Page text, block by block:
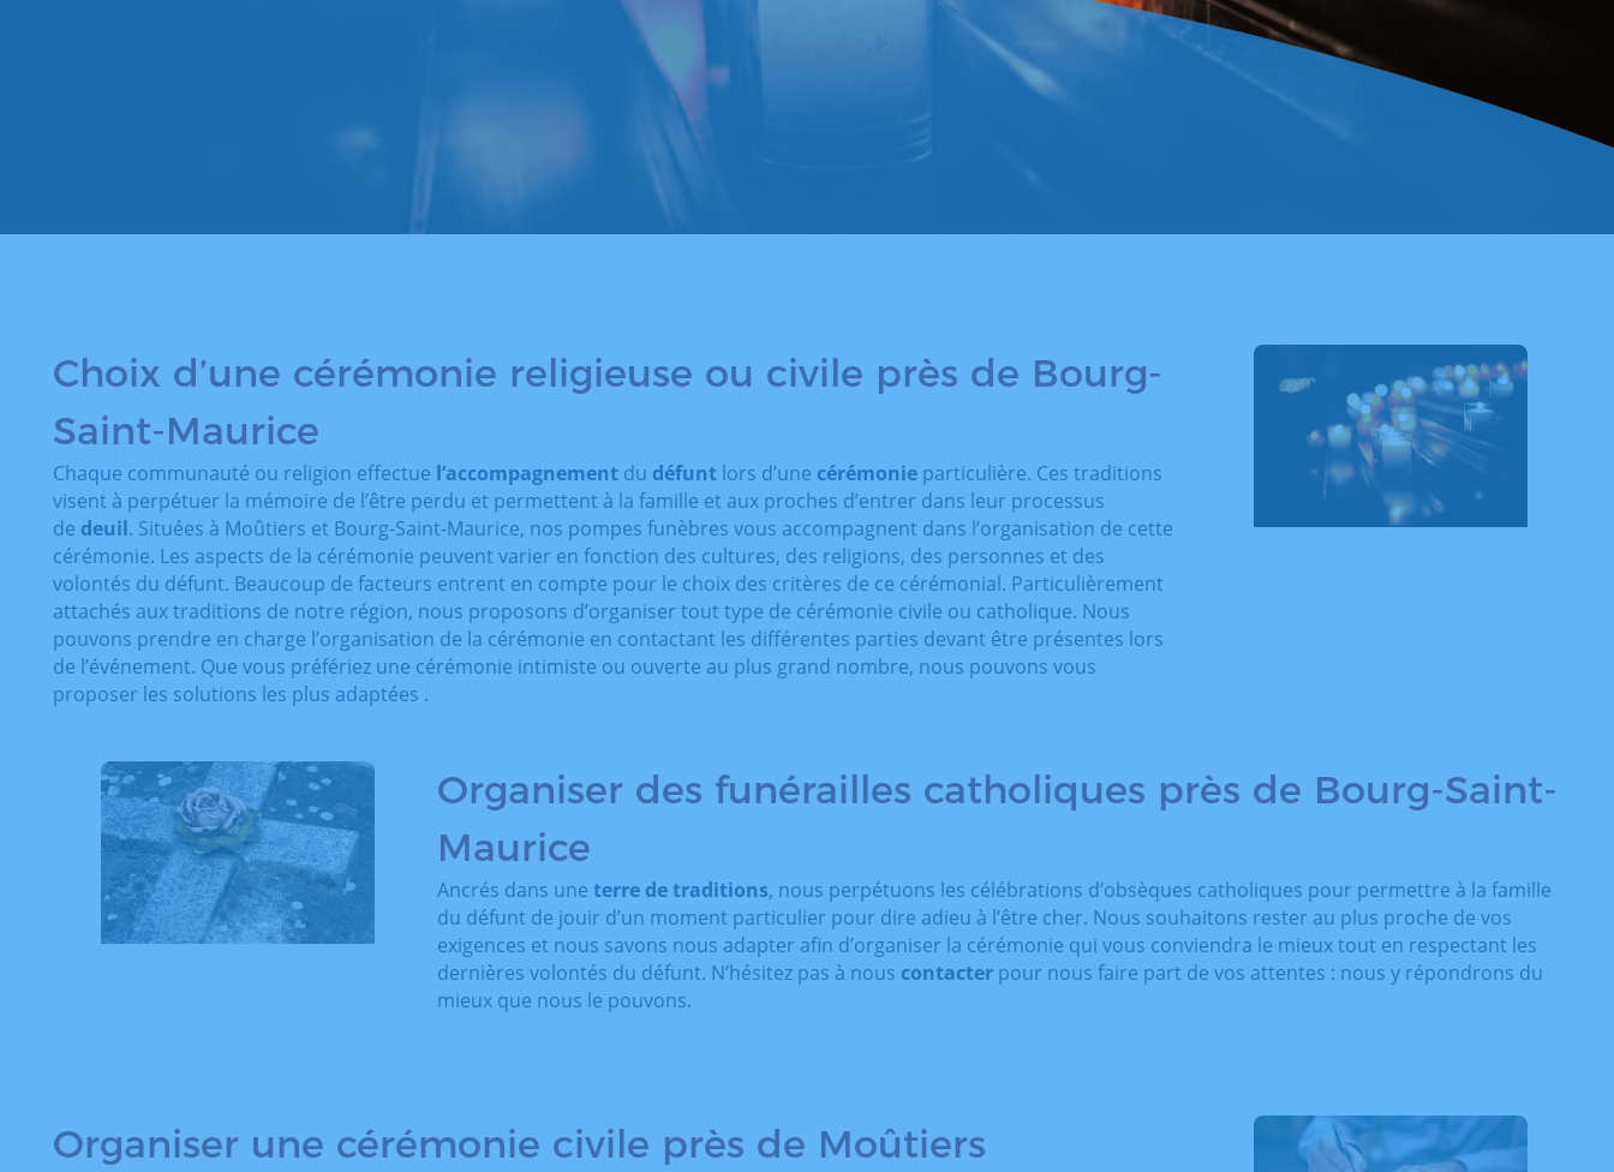
Choix d’une cérémonie religieuse ou civile près de Bourg-
Saint-Maurice
Chaque communauté ou religion effectue l’accompagnement du défunt lors d’une cérémonie particulière. Ces traditions
visent à perpétuer la mémoire de l’être perdu et permettent à la famille et aux proches d’entrer dans leur processus
de deuil. Situées à Moûtiers et Bourg-Saint-Maurice, nos pompes funèbres vous accompagnent dans l’organisation de cette
cérémonie. Les aspects de la cérémonie peuvent varier en fonction des cultures, des religions, des personnes et des
volontés du défunt. Beaucoup de facteurs entrent en compte pour le choix des critères de ce cérémonial. Particulièrement
attachés aux traditions de notre région, nous proposons d’organiser tout type de cérémonie civile ou catholique. Nous
pouvons prendre en charge l’organisation de la cérémonie en contactant les différentes parties devant être présentes lors
de l’événement. Que vous préfériez une cérémonie intimiste ou ouverte au plus grand nombre, nous pouvons vous
proposer les solutions les plus adaptées .
Organiser des funérailles catholiques près de Bourg-Saint-
Maurice
Ancrés dans une terre de traditions, nous perpétuons les célébrations d’obsèques catholiques pour permettre à la famille
du défunt de jouir d’un moment particulier pour dire adieu à l’être cher. Nous souhaitons rester au plus proche de vos
exigences et nous savons nous adapter afin d’organiser la cérémonie qui vous conviendra le mieux tout en respectant les
dernières volontés du défunt. N’hésitez pas à nous contacter pour nous faire part de vos attentes : nous y répondrons du
mieux que nous le pouvons.
Organiser une cérémonie civile près de Moûtiers